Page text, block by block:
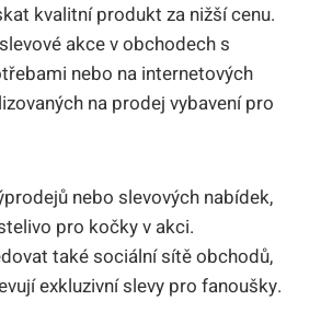
kvalitní produkt za nižší cenu.
akce v obchodech s
nebo na internetových
na prodej vybavení pro
nebo slevových nabídek,
pro kočky v akci.
také sociální sítě obchodů,
exkluzivní slevy pro fanoušky.